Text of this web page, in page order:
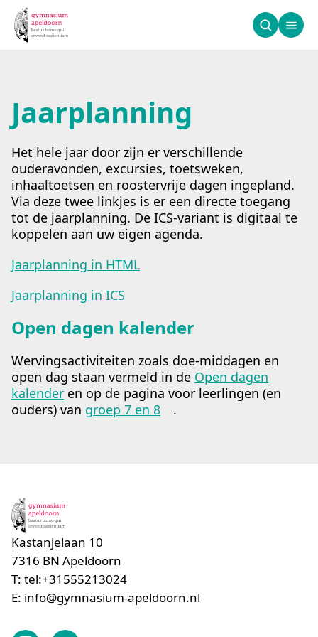
Jaarplanning
Jaarplanning
Het hele jaar door zijn er verschillende
ouderavonden, excursies, toetsweken,
inhaaltoetsen en roostervrije dagen ingepland.
Via deze twee linkjes is er een directe toegang
tot de jaarplanning. De ICS-variant is digitaal te
koppelen aan uw eigen agenda.
Jaarplanning in HTML
Jaarplanning in ICS
Open dagen kalender
Wervingsactiviteiten zoals doe-middagen en
open dag staan vermeld in de Open dagen
kalender en op de pagina voor leerlingen (en
ouders) van groep 7 en 8 .
Kastanjelaan 10
7316 BN Apeldoorn
T: tel:+31555213024
E: info@gymnasium-apeldoorn.nl